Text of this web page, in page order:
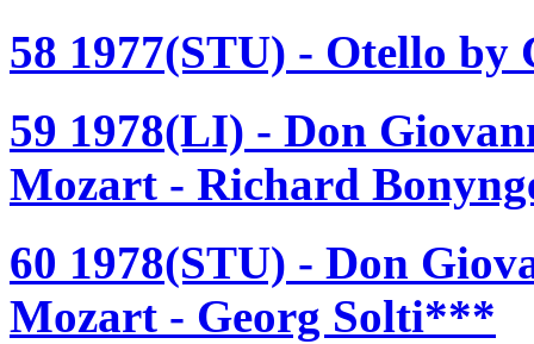
58 1977(STU) - Otello by
59 1978(LI) - Don
Mozart - Richard
60 1978(STU) - Don
Mozart - Georg Solti***